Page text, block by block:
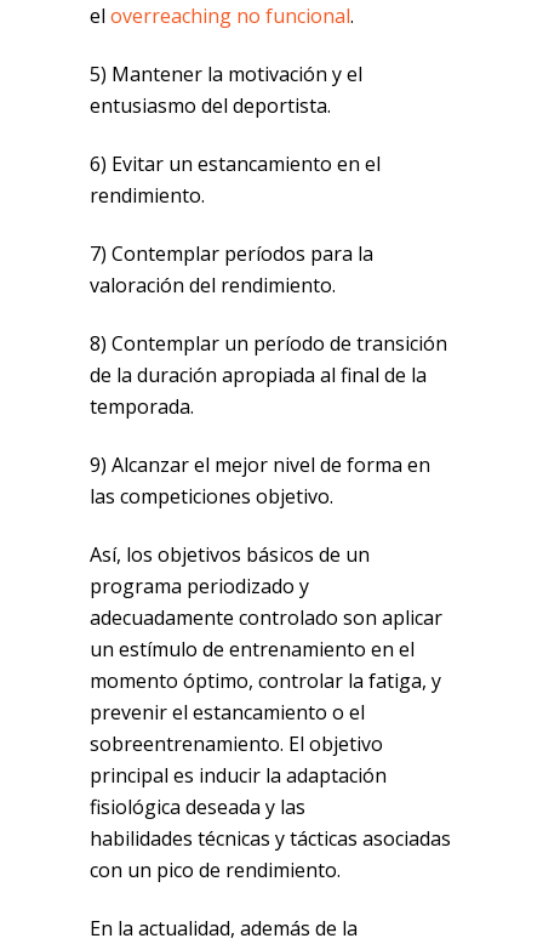
el overreaching no funcional.
5) Mantener la motivación y el
entusiasmo del deportista.
6) Evitar un estancamiento en el
rendimiento.
7) Contemplar períodos para la
valoración del rendimiento.
8) Contemplar un período de transición
de la duración apropiada al final de la
temporada.
9) Alcanzar el mejor nivel de forma en
las competiciones objetivo.
Así, los objetivos básicos de un
programa periodizado y
adecuadamente controlado son aplicar
un estímulo de entrenamiento en el
momento óptimo, controlar la fatiga, y
prevenir el estancamiento o el
sobreentrenamiento. El objetivo
principal es inducir la adaptación
fisiológica deseada y las
habilidades técnicas y tácticas asociadas
con un pico de rendimiento.
En la actualidad, además de la